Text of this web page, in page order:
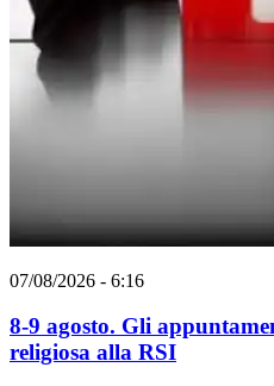
07/08/2026 - 6:16
8-9 agosto. Gli
religiosa alla RSI